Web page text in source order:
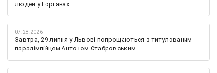
людей у Горганах
07.28.2026
Завтра, 29 липня у Львові попрощаються з титулованим
паралімпійцем Антоном Стабровським